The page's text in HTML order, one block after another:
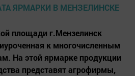
площади г.Мензелинск
к многочисленным
На этой ярмарке продукции
представят агрофирмы,